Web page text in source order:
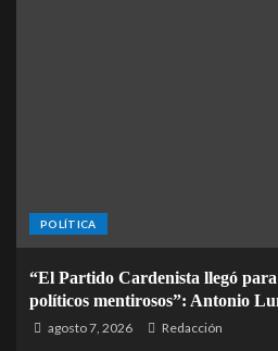
POLÍTICA
“El Partido Cardenista llegó
políticos mentirosos”: Antonio
agosto 7, 2026 Redacción